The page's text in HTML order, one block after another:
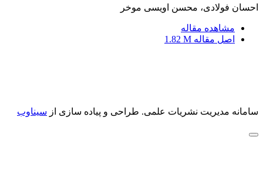
احسان فولادی، محسن اویسی موخر
مشاهده مقاله
اصل مقاله 1.82 M
سامانه مدیریت نشریات علمی. طراحی و پیاده سازی از سیناوب